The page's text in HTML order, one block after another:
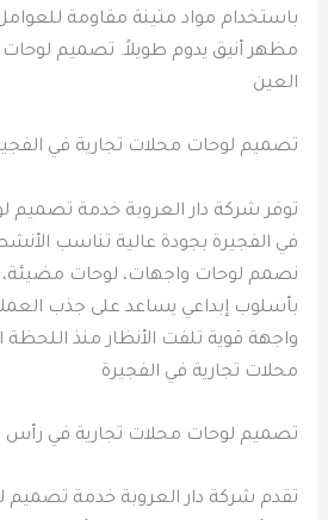
باستخدام مواد متينة مقاومة
مظهر أنيق يدوم طويلاً. تصميم
العين
تصميم لوحات محلات تجارية في
توفر شركة دار العروبة خدمة تصميم
في الفجيرة بجودة عالية تناسب
نصمم لوحات واجهات، لوحات مضيئة،
بأسلوب إبداعي يساعد على جذب
واجهة قوية تلفت الأنظار منذ اللحظة
محلات تجارية في الفجيرة
تصميم لوحات محلات تجارية في رأس
تقدم شركة دار العروبة خدمة تصميم